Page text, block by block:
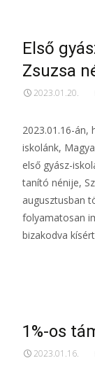
Első
Zsuzsa
2023.01.20.
2023.01.16-
iskolánk,
első gyász-
tanító nénije,
augusztusban
folyamatosan
bizakodva
1%-os
2023.01.16.